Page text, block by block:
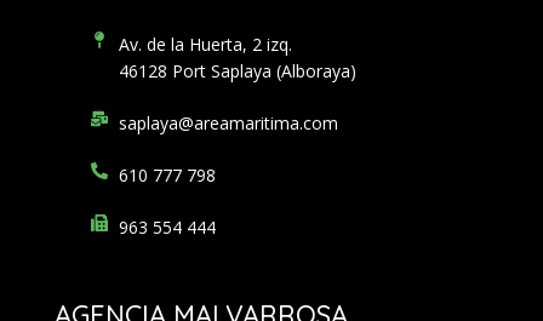
Av. de la Huerta, 2 izq.
46128 Port Saplaya (Alboraya)
saplaya@areamaritima.com
610 777 798
963 554 444